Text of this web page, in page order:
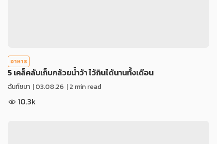
อาหาร
5 เคล็คลับเก็บกล้วยน้ำว้า ไว้กินได้นานทั้งเดือน
ฉันท์ชมา |03.08.26 | 2 min read
10.3k